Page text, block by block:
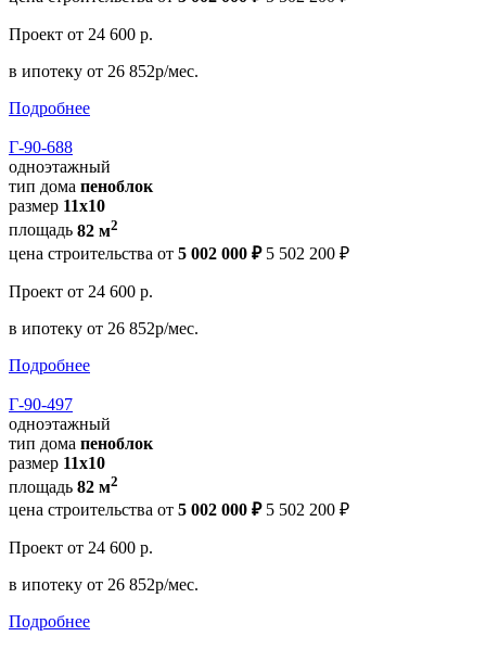
Проект от 24 600 р.
в ипотеку от 26 852р/мес.
Подробнее
Г-90-688
одноэтажный
тип дома пеноблок
размер 11x10
площадь 82 м2
цена строительства от 5 002 000 ₽ 5 502 200 ₽
Проект от 24 600 р.
в ипотеку от 26 852р/мес.
Подробнее
Г-90-497
одноэтажный
тип дома пеноблок
размер 11х10
площадь 82 м2
цена строительства от 5 002 000 ₽ 5 502 200 ₽
Проект от 24 600 р.
в ипотеку от 26 852р/мес.
Подробнее